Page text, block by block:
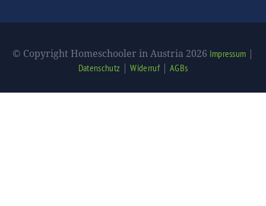
© Copyright Homeschooler in Austria 2026 Impressum |
Datenschutz |Widerruf| AGBs